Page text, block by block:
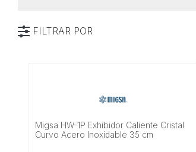
FILTRAR POR
Alimentación
Migsa HW-1P Exhibidor Caliente Cristal
Curvo Acero Inoxidable 35 cm